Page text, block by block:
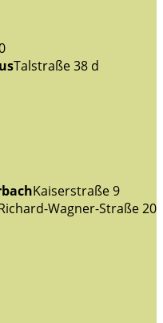
Talstraße 38 d
Kaiserstraße 9
Wagner-Straße 20